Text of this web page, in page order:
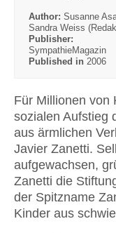
Author: Susanne
Sandra Weiss
Publisher:
SympathieMagazin
Published in 2006
Für Millionen von
sozialen Aufstieg
aus ärmlichen
Javier Zanetti.
aufgewachsen,
Zanetti die
der Spitzname
Kinder aus